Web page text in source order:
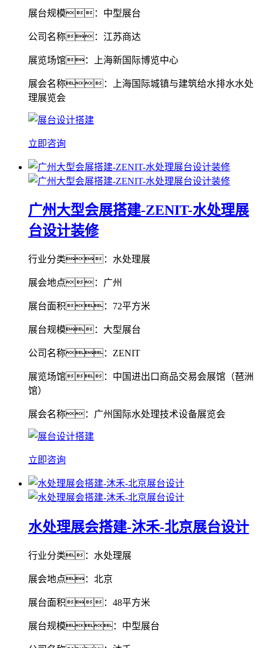
展台规模：中型展台
公司名称：江苏商达
展览场馆：上海新国际博览中心
展会名称：上海国际城镇与建筑给水排水水处
理展览会
立即咨询
广州大型会展搭建-ZENIT-水处理展
台设计装修
行业分类：水处理展
展会地点：广州
展台面积：72平方米
展台规模：大型展台
公司名称：ZENIT
展览场馆：中国进出口商品交易会展馆（琶洲
馆）
展会名称：广州国际水处理技术设备展览会
立即咨询
水处理展会搭建-沐禾-北京展台设计
行业分类：水处理展
展会地点：北京
展台面积：48平方米
展台规模：中型展台